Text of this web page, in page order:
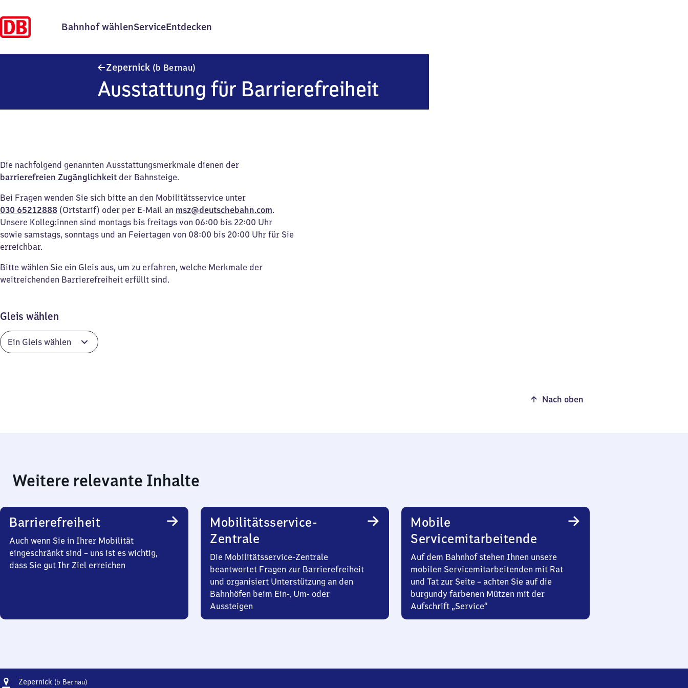
Bahnhof wählenServiceEntdecken
Zepernick (b Bernau)
Ausstattung für Barrierefreiheit
Die nachfolgend genannten Ausstattungsmerkmale dienen der
barrierefreien Zugänglichkeit der Bahnsteige.
Bei Fragen wenden Sie sich bitte an den Mobilitätsservice unter
030 65212888 (Ortstarif) oder per E-Mail an msz@deutschebahn.com.
Unsere Kolleg:innen sind montags bis freitags von 06:00 bis 22:00 Uhr
sowie samstags, sonntags und an Feiertagen von 08:00 bis 20:00 Uhr für Sie
erreichbar.
Bitte wählen Sie ein Gleis aus, um zu erfahren, welche Merkmale der
weitreichenden Barrierefreiheit erfüllt sind.
Gleis wählen
Nach oben
Weitere relevante Inhalte
Barrierefreiheit
Auch wenn Sie in Ihrer Mobilität
eingeschränkt sind – uns ist es wichtig,
dass Sie gut Ihr Ziel erreichen
Mobilitätsservice-
Zentrale
Die Mobilitätsservice-Zentrale
beantwortet Fragen zur Barrierefreiheit
und organisiert Unterstützung an den
Bahnhöfen beim Ein-, Um- oder
Aussteigen
Mobile
Servicemitarbeitende
Auf dem Bahnhof stehen Ihnen unsere
mobilen Servicemitarbeitenden mit Rat
und Tat zur Seite – achten Sie auf die
burgundy farbenen Mützen mit der
Aufschrift „Service“
Adresse
Zepernick (b Bernau)Zepernick